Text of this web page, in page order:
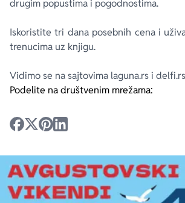
drugim popustima i pogodnostima.
Iskoristite tri dana posebnih cena i
trenucima uz knjigu.
Vidimo se na sajtovima laguna.rs i
Podelite na društvenim mrežama: